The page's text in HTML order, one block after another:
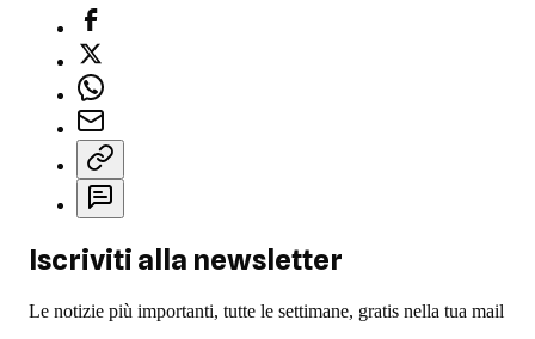
Iscriviti alla newsletter
Le notizie più importanti, tutte le settimane, gratis nella tua mail